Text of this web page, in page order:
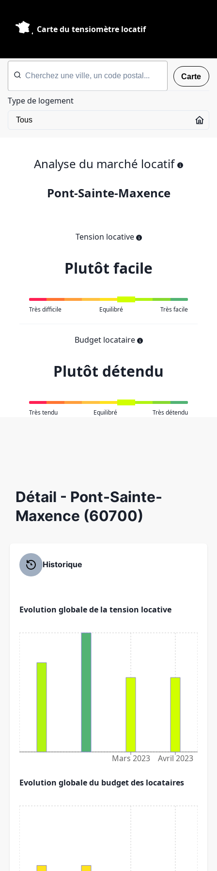
Carte du tensiomètre locatif
Carte
Type de logement
Analyse du marché locatif
Pont-Sainte-Maxence
Tension locative
Plutôt facile
Très difficile Equilibré Très facile
Budget locataire
Plutôt détendu
Très tendu Equilibré Très détendu
Détail - Pont-Sainte-
Maxence (60700)
Historique
Evolution globale de la tension locative
Mars 2023 Avril 2023
Evolution globale du budget des locataires